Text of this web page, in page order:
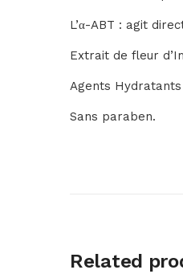
L’α-ABT : agit
Extrait de fleur
Agents
Sans paraben.
Related